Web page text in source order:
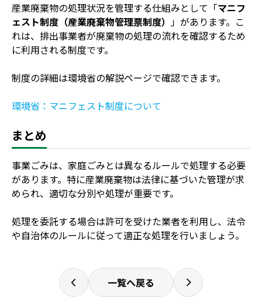
産業廃棄物の処理状況を管理する仕組みとして「マニフ
ェスト制度（産業廃棄物管理票制度） 」があります。こ
れは、排出事業者が廃棄物の処理の流れを確認するため
に利用される制度です。
制度の詳細は環境省の解説ページで確認できます。
環境省：マニフェスト制度について
まとめ
事業ごみは、家庭ごみとは異なるルールで処理する必要
があります。特に産業廃棄物は法律に基づいた管理が求
められ、適切な分別や処理が重要です。
処理を委託する場合は許可を受けた業者を利用し、法令
や自治体のルールに従って適正な処理を行いましょう。
一覧へ戻る